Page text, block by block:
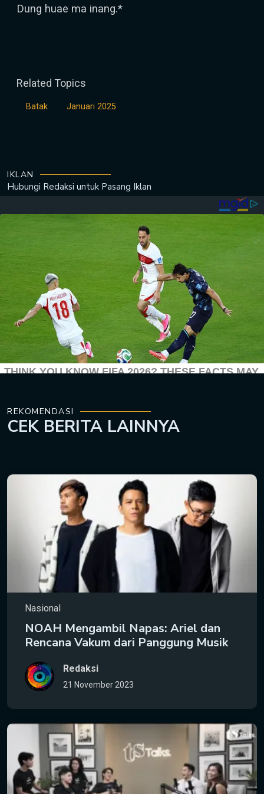
Dung huae ma inang.*
Related Topics
Batak Januari 2025
IKLAN
Hubungi Redaksi untuk Pasang Iklan
REKOMENDASI
CEK BERITA LAINNYA
Nasional
NOAH Mengambil Napas: Ariel dan
Rencana Vakum dari Panggung Musik
Redaksi
21 November 2023